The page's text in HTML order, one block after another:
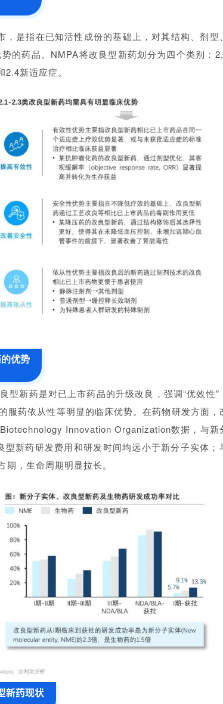
是指在已知活性成份的基础上，对其结构、剂型
的药品。NMPA将改良型新药划分为四个类别：
新适应症。
优势
新药是对已上市药品的升级改良，强调“优效性”
药依从性等明显的临床优势。在药物研发方面，
Innovation Organization数据，与新
新药研发费用和研发时间均远小于新分子实体；
，生命周期明显拉长。
新药现状